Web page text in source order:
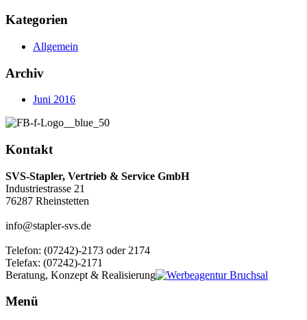
Kategorien
Allgemein
Archiv
Juni 2016
Kontakt
SVS-Stapler, Vertrieb & Service GmbH
Industriestrasse 21
76287 Rheinstetten
info@stapler-svs.de
Telefon: (07242)-2173 oder 2174
Telefax: (07242)-2171
Beratung, Konzept & Realisierung
Menü